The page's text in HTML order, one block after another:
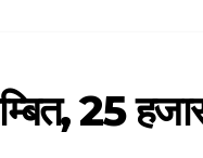
25